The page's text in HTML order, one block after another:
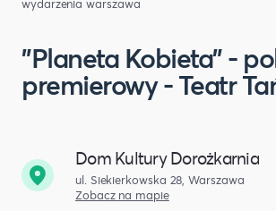
wydarzenia warszawa
"Planeta Kobieta" -
premierowy - Teatr
Dom Kultury Dorożkarnia
ul. Siekierkowska 28, Warszawa
Zobacz na mapie